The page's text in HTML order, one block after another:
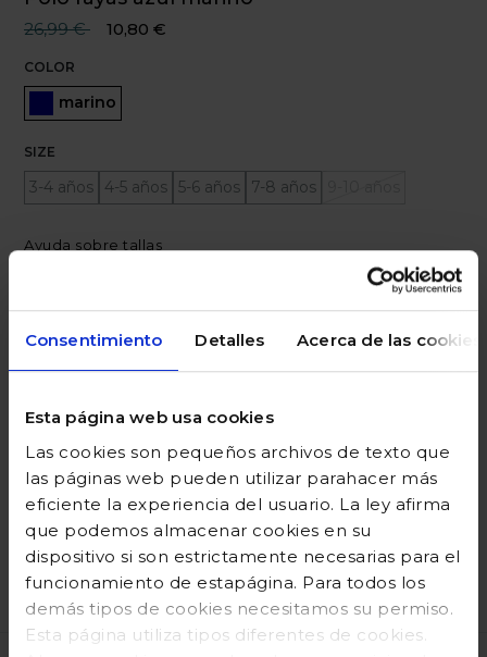
Consentimiento Detalles Acerca de las cookies
Esta página web usa cookies
Las cookies son pequeños archivos de texto que
las páginas web pueden utilizar parahacer más
eficiente la experiencia del usuario. La ley afirma
que podemos almacenar cookies en su
dispositivo si son estrictamente necesarias para el
funcionamiento de estapágina. Para todos los
demás tipos de cookies necesitamos su permiso.
Esta página utiliza tipos diferentes de cookies.
Precio reducido desde
26,99 €hasta
10,80 €
COLOR
marino
Seleccionado
SIZE
3-4 años 4-5 años 5-6 años 7-8 años
Ayuda sobre tallas
DESCRIPCIÓN
COMPOSICIÓN
GUÍA DE TALLAS
DEVOLUCIONES